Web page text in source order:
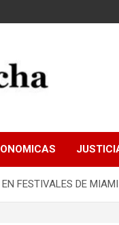
FESTIVALES DE